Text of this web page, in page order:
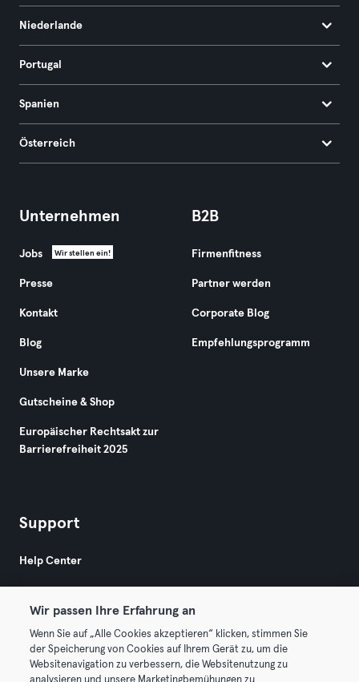
Niederlande
Portugal
Spanien
Österreich
Unternehmen
Jobs Wir stellen ein!
Presse
Kontakt
Blog
Unsere Marke
Gutscheine & Shop
Europäischer Rechtsakt zur
Barrierefreiheit 2025
B2B
Firmenfitness
Partner werden
Corporate Blog
Empfehlungsprogramm
Support
Help Center
© 2026 Urban Sports Group GmbH. All rights reserved.
Wir passen Ihre Erfahrung an
Wenn Sie auf „Alle Cookies akzeptieren“ klicken, stimmen Sie
der Speicherung von Cookies auf Ihrem Gerät zu, um die
Websitenavigation zu verbessern, die Websitenutzung zu